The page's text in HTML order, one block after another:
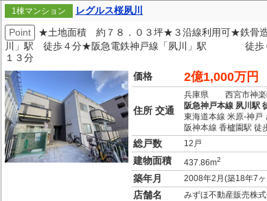
1棟マンション
レグルス桜夙川
Point
★土地面積 約７８．０３坪★３沿線利用可★鉄骨
川」駅 徒歩４分★阪急電鉄神戸線「夙川」駅 徒
１３分
価格
2億1,000万円
住所 交通
兵庫県 西宮市神楽
阪急神戸本線 夙川駅
東海道本線 米原-神戸
阪神本線 香櫨園駅 徒
総戸数 12戸
建物面積 437.86m2
築年月 2008年2月(築18年7
店舗名 みずほ不動産販売株